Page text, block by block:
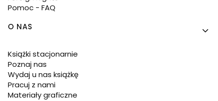
Pomoc - FAQ
O NAS
Książki stacjonarnie
Poznaj nas
Wydaj u nas książkę
Pracuj z nami
Materiały graficzne